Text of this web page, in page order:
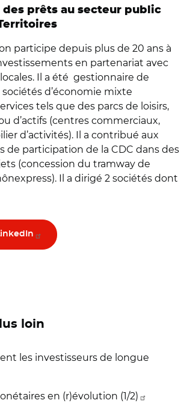
des prêts au secteur public
participe depuis plus de 20 ans à
en partenariat avec
Il a été gestionnaire de
d’économie mixte
tels que des parcs de loisirs,
d’actifs (centres commerciaux,
d’activités). Il a contribué aux
de participation de la CDC dans des
(concession du tramway de
Il a dirigé 2 sociétés dont
loin
les investisseurs de longue
en (r)évolution (1/2)